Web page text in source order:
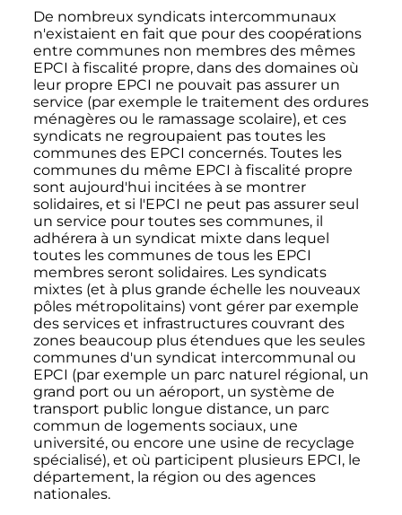
De nombreux syndicats intercommunaux
n'existaient en fait que pour des coopérations
entre communes non membres des mêmes
EPCI à fiscalité propre, dans des domaines où
leur propre EPCI ne pouvait pas assurer un
service (par exemple le traitement des ordures
ménagères ou le ramassage scolaire), et ces
syndicats ne regroupaient pas toutes les
communes des EPCI concernés. Toutes les
communes du même EPCI à fiscalité propre
sont aujourd'hui incitées à se montrer
solidaires, et si l'EPCI ne peut pas assurer seul
un service pour toutes ses communes, il
adhérera à un syndicat mixte dans lequel
toutes les communes de tous les EPCI
membres seront solidaires. Les syndicats
mixtes (et à plus grande échelle les nouveaux
pôles métropolitains) vont gérer par exemple
des services et infrastructures couvrant des
zones beaucoup plus étendues que les seules
communes d'un syndicat intercommunal ou
EPCI (par exemple un parc naturel régional, un
grand port ou un aéroport, un système de
transport public longue distance, un parc
commun de logements sociaux, une
université, ou encore une usine de recyclage
spécialisé), et où participent plusieurs EPCI, le
département, la région ou des agences
nationales.